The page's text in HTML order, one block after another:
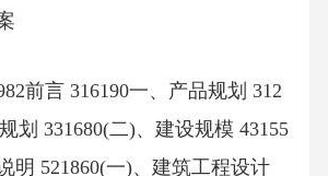
前言 316190一、产品规划 312
划 331680(二)、建设规模 43155
明 521860(一)、建筑工程设计